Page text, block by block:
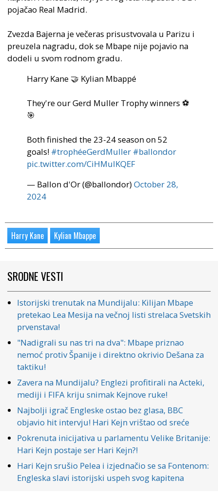
pojačao Real Madrid.
Zvezda Bajerna je večeras prisustvovala u Parizu i
preuzela nagradu, dok se Mbape nije pojavio na
dodeli u svom rodnom gradu.
Harry Kane 🤝 Kylian Mbappé
They're our Gerd Muller Trophy winners ⚽️
🎯
Both finished the 23-24 season on 52
goals! #trophéeGerdMuller #ballondor
pic.twitter.com/CiHMuIKQEF
— Ballon d'Or (@ballondor)October 28,
2024
Harry Kane Kylian Mbappe
SRODNE VESTI
Istorijski trenutak na Mundijalu: Kilijan Mbape
pretekao Lea Mesija na večnoj listi strelaca Svetskih
prvenstava!
"Nadigrali su nas tri na dva": Mbape priznao
nemoć protiv Španije i direktno okrivio Dešana za
taktiku!
Zavera na Mundijalu? Englezi profitirali na Acteki,
mediji i FIFA kriju snimak Kejnove ruke!
Najbolji igrač Engleske ostao bez glasa, BBC
objavio hit intervju! Hari Kejn vrištao od sreće
Pokrenuta inicijativa u parlamentu Velike Britanije:
Hari Kejn postaje ser Hari Kejn?!
Hari Kejn srušio Pelea i izjednačio se sa Fontenom:
Engleska slavi istorijski uspeh svog kapitena